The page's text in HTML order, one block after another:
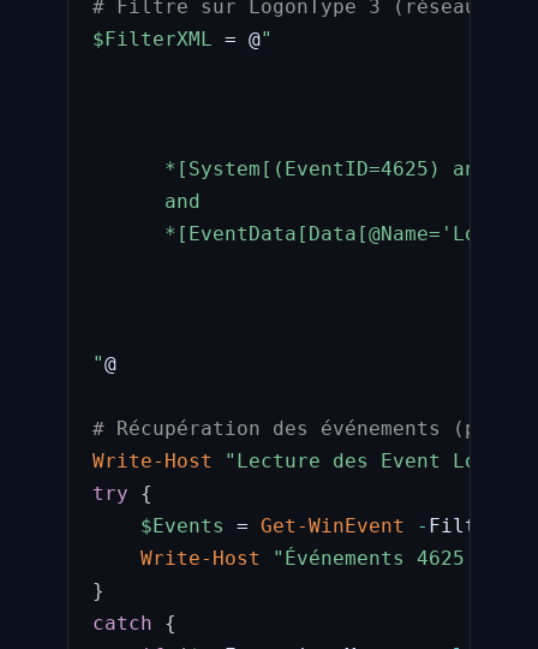
# Filtre sur LogonType 3 (réseau) et
$FilterXML = @"
*[System[(EventID=4625) and
      and
"@
# Récupération des événements (peut
Write-Host
"Lecture des Event Logs
try
{
$Events
= Get-WinEvent -
Write-Host
"Événements 4625
}
catch
{